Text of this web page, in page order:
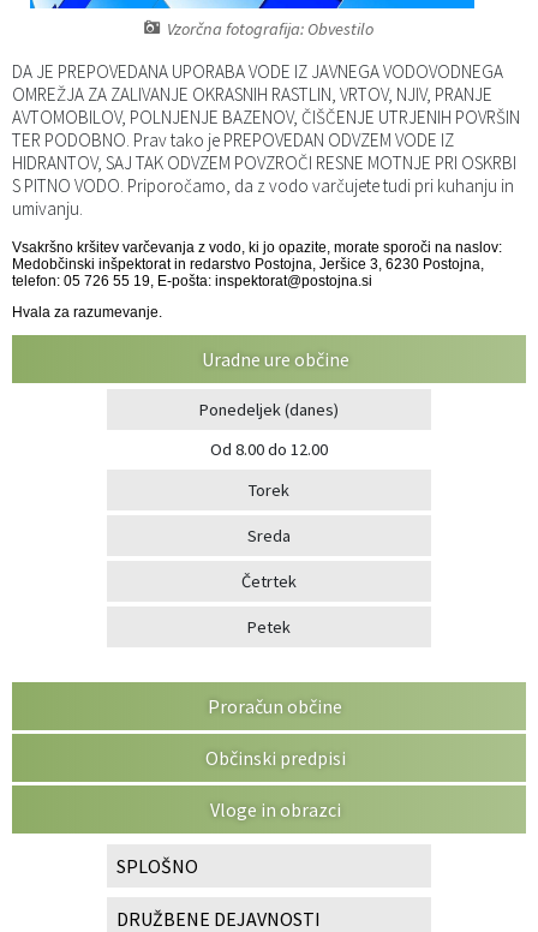
Vzorčna fotografija: Obvestilo
DA JE PREPOVEDANA UPORABA VODE IZ JAVNEGA VODOVODNEGA
OMREŽJA ZA ZALIVANJE OKRASNIH RASTLIN, VRTOV, NJIV, PRANJE
AVTOMOBILOV, POLNJENJE BAZENOV, ČIŠČENJE UTRJENIH POVRŠIN
TER PODOBNO. Prav tako je PREPOVEDAN ODVZEM VODE IZ
HIDRANTOV, SAJ TAK ODVZEM POVZROČI RESNE MOTNJE PRI OSKRBI
S PITNO VODO. Priporočamo, da z vodo varčujete tudi pri kuhanju in
umivanju.
Vsakršno kršitev varčevanja z vodo, ki jo opazite, morate sporoči na naslov:
Medobčinski inšpektorat in redarstvo Postojna, Jeršice 3, 6230 Postojna,
telefon: 05 726 55 19, E-pošta: inspektorat@postojna.si
Hvala za razumevanje.
Uradne ure občine
Ponedeljek(danes)
Od 8.00 do 12.00
Torek
Sreda
Četrtek
Petek
Proračun občine
Občinski predpisi
Vloge in obrazci
SPLOŠNO
DRUŽBENE DEJAVNOSTI
Katalog informacij javnega značaja
Vizitka občine
Predsedniki političnih strank
Svet za preventivo in vzgojo v cestnem prometu
Služba za okolje in prostor
Služba za stanovanjsko dejavnost
Služba za civilno zaščito
Služba za družbene dejavnosti
Služba za gospodarstvo, turizem in kmetijstvo
Služba za šport
Občinski predpisi
Strategije in koncepti
Proračuni občine